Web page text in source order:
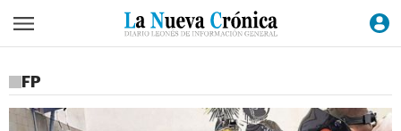
FP